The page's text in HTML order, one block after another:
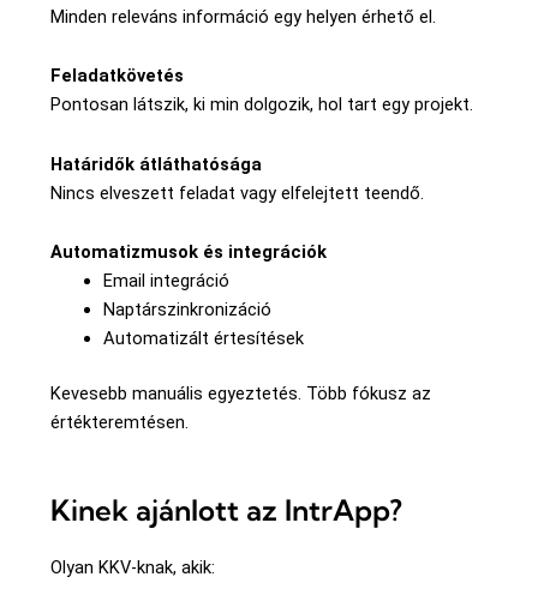
Minden releváns információ egy helyen érhető el.
Feladatkövetés
Pontosan látszik, ki min dolgozik, hol tart egy projekt.
Határidők átláthatósága
Nincs elveszett feladat vagy elfelejtett teendő.
Automatizmusok és integrációk
Email integráció
Naptárszinkronizáció
Automatizált értesítések
Kevesebb manuális egyeztetés. Több fókusz az
értékteremtésen.
Kinek ajánlott az IntrApp?
Olyan KKV-knak, akik: